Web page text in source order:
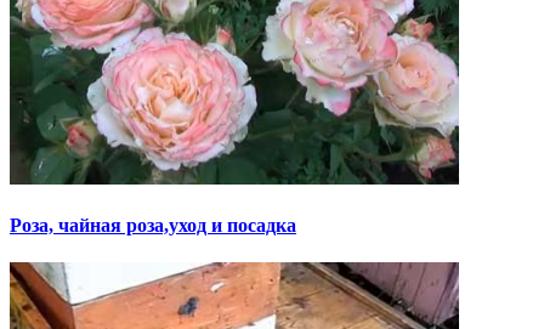
Роза, чайная роза,уход и посадка